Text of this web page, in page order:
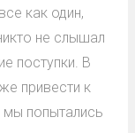
как один,
не слышал
поступки. В
привести к
попытались